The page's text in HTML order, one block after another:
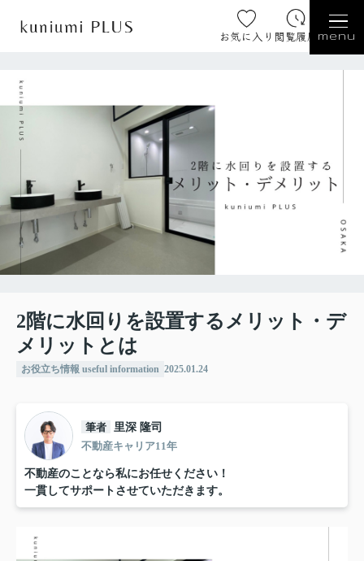
お気に入り 閲覧履歴 menu
2階に水回りを設置するメリット・デ
メリットとは
お役立ち情報 useful information 2025.01.24
筆者
里深 隆司
不動産キャリア11年
不動産のことなら私にお任せください！
一貫してサポートさせていただきます。